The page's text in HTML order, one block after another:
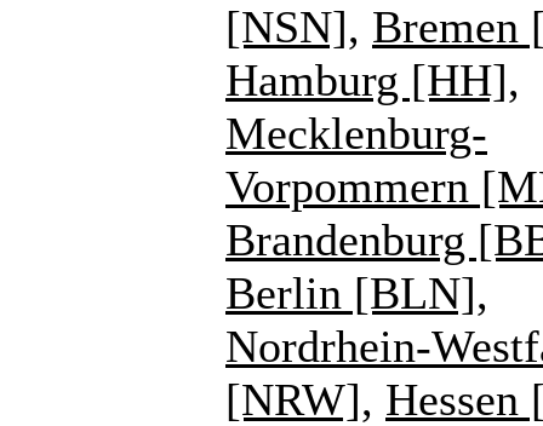
[NSN], Bremen
Hamburg [HH],
Mecklenburg-
Vorpommern
Brandenburg
Berlin [BLN],
Nordrhein-
[NRW], Hessen